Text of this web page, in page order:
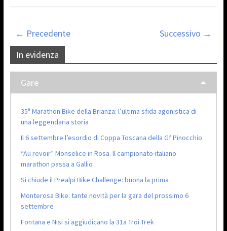
← Precedente
Successivo →
In evidenza
Gare
35ª Marathon Bike della Brianza: l’ultima sfida agonistica di
una leggendaria storia
Il 6 settembre l’esordio di Coppa Toscana della Gf Pinocchio
“Au revoir” Monselice in Rosa. Il campionato italiano
marathon passa a Gallio
Si chiude il Prealpi Bike Challenge: buona la prima
Monterosa Bike: tante novità per la gara del prossimo 6
settembre
Fontana e Nisi si aggiudicano la 31a Troi Trek